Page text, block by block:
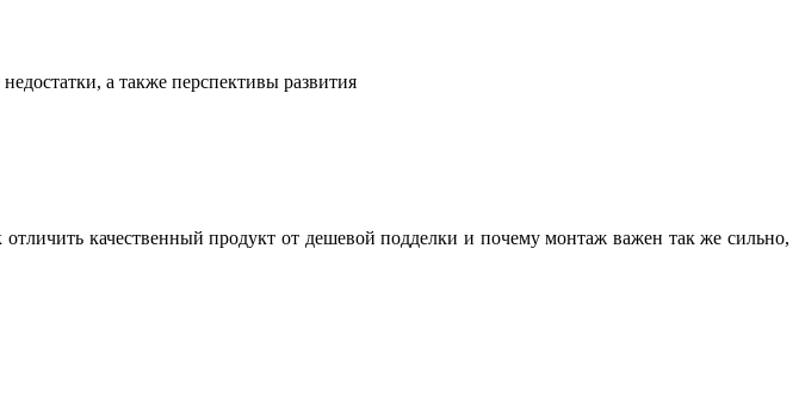
а также перспективы развития
качественный продукт от дешевой подделки и почему монтаж важен так же сильно,